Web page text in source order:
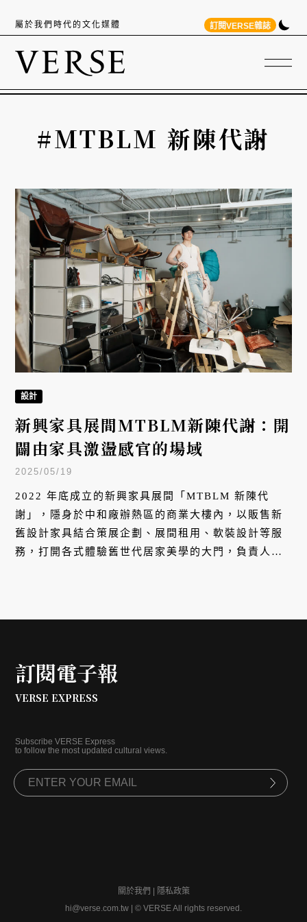
屬於我們時代的文化媒體 訂閱VERSE雜誌
#MTBLM 新陳代謝
設計
新興家具展間MTBLM新陳代謝：開
闢由家具激盪感官的場域
2025/05/19
2022 年底成立的新興家具展間「MTBLM 新陳代
謝」，隱身於中和廠辦熱區的商業大樓內，以販售新
舊設計家具結合策展企劃、展間租用、軟裝設計等服
務，打開各式體驗舊世代居家美學的大門，負責人
訂閱電子報
VERSE EXPRESS
Subscribe VERSE Express
to follow the most updated cultural views.
關於我們
隱私政策
hi@verse.com.tw
© VERSE All rights reserved.